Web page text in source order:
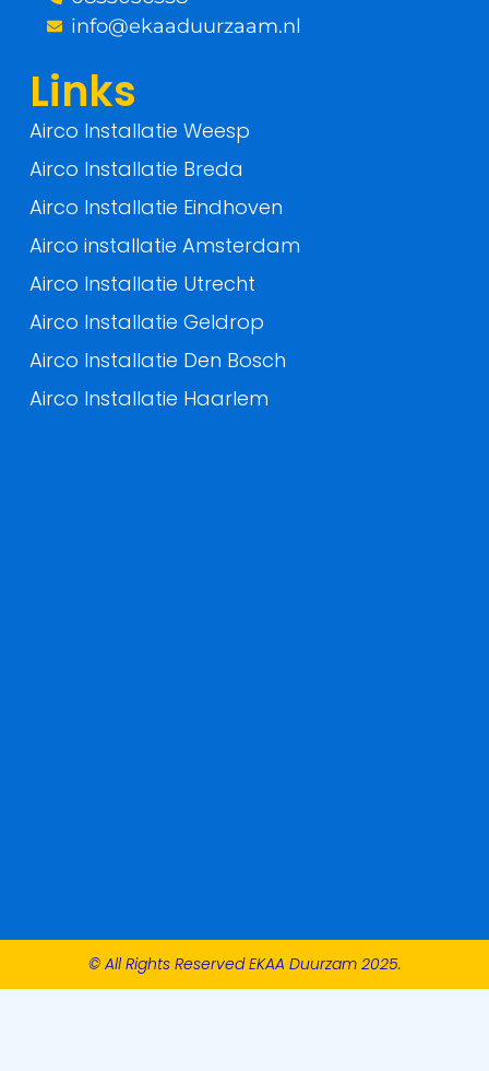
-
info@ekaaduurzaam.nl
Links
Airco Installatie Weesp
Airco Installatie Breda
Airco Installatie Eindhoven
Airco installatie Amsterdam
Airco Installatie Utrecht
Airco Installatie Geldrop
Airco Installatie Den Bosch
Airco Installatie Haarlem
© All Rights Reserved EKAA Duurzam 2025.